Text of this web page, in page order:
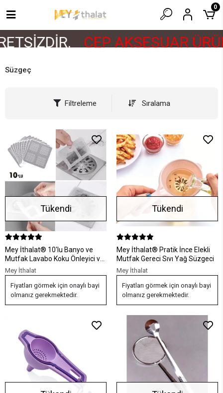
CEP AKSESUAR
0
Süzgeç
Filtreleme Sıralama
Tükendi
Mey İthalat® 10'lu Banyo ve
Mutfak Lavabo Koku Önleyici ve
Haşere Böcek Önleyici Gider
Filtresi
Mey İthalat
Fiyatları görmek için onaylı bayi
olmanız gerekmektedir.
Tükendi
Mey İthalat® Pratik İnce Elekli
Mutfak Gereci Sıvı Yağ Süzgeci
Mey İthalat
Fiyatları görmek için onaylı bayi
olmanız gerekmektedir.